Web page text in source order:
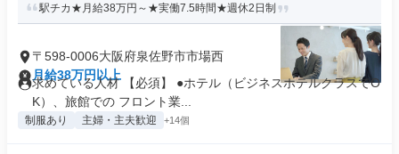
駅チカ★月給38万円～★実働7.5時間★週休2日制
〒598-0006大阪府泉佐野市市場西
月給38万円以上
求めている人材 【必須】 ●ホテル（ビジネスホテルクラスでO
K）、旅館での フロント業...
制服あり 主婦・主夫歓迎 +14個